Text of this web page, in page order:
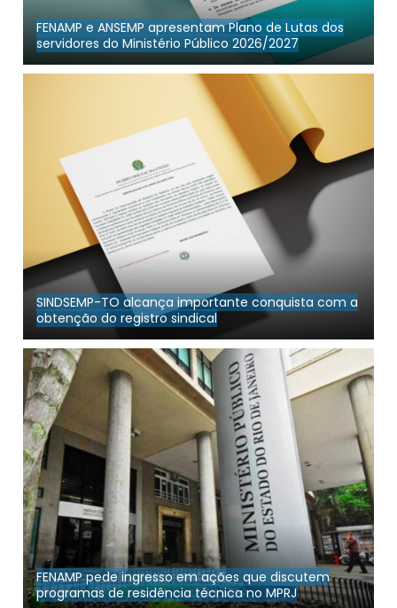
FENAMP e ANSEMP apresentam Plano de Lutas dos
servidores do Ministério Público 2026/2027
SINDSEMP-TO alcança importante conquista com a
obtenção do registro sindical
FENAMP pede ingresso em ações que discutem
programas de residência técnica no MPRJ